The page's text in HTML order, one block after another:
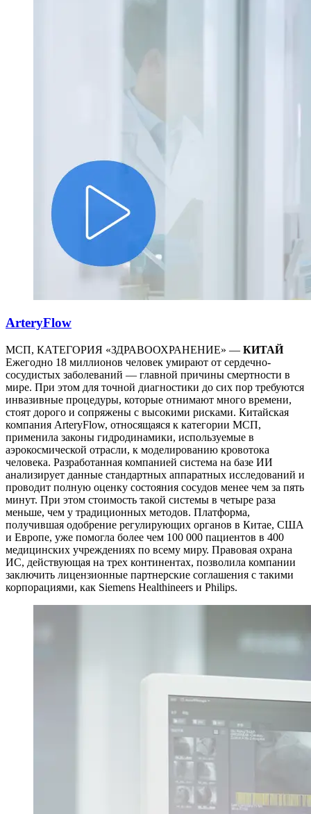
ArteryFlow
МСП, КАТЕГОРИЯ «ЗДРАВООХРАНЕНИЕ» — КИТАЙ
Ежегодно 18 миллионов человек умирают от сердечно-
сосудистых заболеваний — главной причины смертности в
мире. При этом для точной диагностики до сих пор требуются
инвазивные процедуры, которые отнимают много времени,
стоят дорого и сопряжены с высокими рисками. Китайская
компания ArteryFlow, относящаяся к категории МСП,
применила законы гидродинамики, используемые в
аэрокосмической отрасли, к моделированию кровотока
человека. Разработанная компанией система на базе ИИ
анализирует данные стандартных аппаратных исследований и
проводит полную оценку состояния сосудов менее чем за пять
минут. При этом стоимость такой системы в четыре раза
меньше, чем у традиционных методов. Платформа,
получившая одобрение регулирующих органов в Китае, США
и Европе, уже помогла более чем 100 000 пациентов в 400
медицинских учреждениях по всему миру. Правовая охрана
ИС, действующая на трех континентах, позволила компании
заключить лицензионные партнерские соглашения с такими
корпорациями, как Siemens Healthineers и Philips.